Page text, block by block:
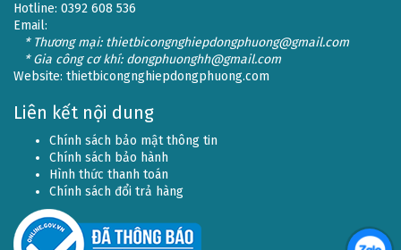
Hotline: 0392 608 536
Email:
* Thương mại: thietbicongnghiepdongphuong@gmail.com
* Gia công cơ khí: dongphuonghh@gmail.com
Website: thietbicongnghiepdongphuong.com
Liên kết nội dung
Chính sách bảo mật thông tin
Chính sách bảo hành
Hình thức thanh toán
Chính sách đổi trả hàng